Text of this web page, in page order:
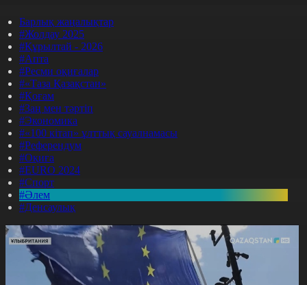
Барлық жаңалықтар
#Жолдау 2025
#Құрылтай - 2026
#Апта
#Ресми оқиғалар
#«Таза Қазақстан»
#Қоғам
#Заң мен тәртіп
#Экономика
#«100 кітап» ұлттық сауалнамасы
#Референдум
#Оқиға
#EURO 2024
#Спорт
#Әлем
#Денсаулық